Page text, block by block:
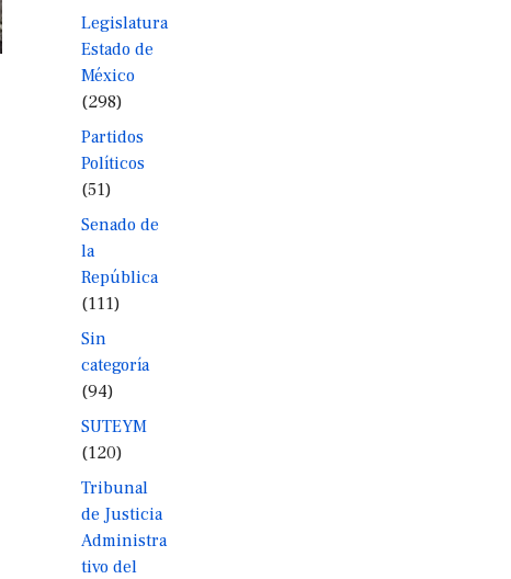
Legislatura
Estado de
México
(298)
Partidos
Políticos
(51)
Senado de
la
República
(111)
Sin
categoría
(94)
SUTEYM
(120)
Tribunal
de Justicia
Administra
tivo del